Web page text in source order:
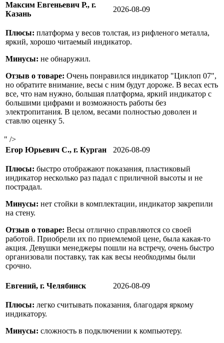
Максим Евгеньевич Р., г.
Казань
2026-08-09
Плюсы: платформа у весов толстая, из рифленого металла,
яркий, хорошо читаемый индикатор.
Минусы: не обнаружил.
Отзыв о товаре: Очень понравился индикатор "Циклоп 07",
но обратите внимание, весы с ним будут дороже. В весах есть
все, что нам нужно, большая платформа, яркий индикатор с
большими цифрами и возможность работы без
электропитания. В целом, весами полностью доволен и
ставлю оценку 5.
" />
Егор Юрьевич С., г. Курган
2026-08-09
Плюсы: быстро отображают показания, пластиковый
индикатор несколько раз падал с приличной высоты и не
пострадал.
Минусы: нет стойки в комплектации, индикатор закрепили
на стену.
Отзыв о товаре: Весы отлично справляются со своей
работой. Приобрели их по приемлемой цене, была какая-то
акция. Девушки менеджеры пошли на встречу, очень быстро
организовали поставку, так как весы необходимы были
срочно.
Евгений, г. Челябинск 2026-08-09
Плюсы: легко считывать показания, благодаря яркому
индикатору.
Минусы: сложность в подключении к компьютеру.